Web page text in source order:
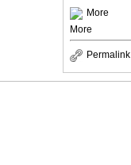
More
More
Permalink